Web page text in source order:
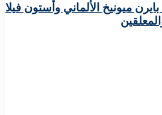
بايرن ميونيخ الألماني وأستون فيلا